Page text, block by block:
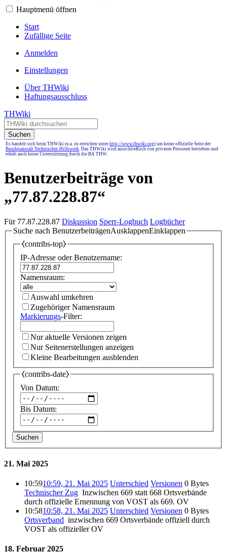
Hauptmenü öffnen
Start
Zufällige Seite
Anmelden
Einstellungen
Über THWiki
Haftungsausschluss
THWiki
Suchen
Es handelt sich beim THWiki (u.a. zu erreichen unter http://www.thwiki.org) um keine offizielle Seite der
Bundesanstalt Technisches Hilfswerk. Das THWiki wird ausschließlich von privaten Personen betrieben und
erhält auch keine Unterstützung durch die BA THW.
Benutzerbeiträge von
„77.87.228.87“
Für 77.87.228.87 Diskussion Sperr-Logbuch Logbücher
Suche nach BenutzerbeiträgenAusklappenEinklappen
⧼contribs-top⧽
IP-Adresse oder Benutzername:
Namensraum:
Auswahl umkehren
Zugehöriger Namensraum
Markierungs-Filter:
Nur aktuelle Versionen zeigen
Nur Seitenerstellungen anzeigen
Kleine Bearbeitungen ausblenden
⧼contribs-date⧽
Von Datum:
Bis Datum:
Suchen
21. Mai 2025
10:5910:59, 21. Mai 2025 Unterschied Versionen 0 Bytes
Technischer Zug Inzwischen 669 statt 668 Ortsverbände
durch offizielle Ernennung von VOST als 669. OV
10:5810:58, 21. Mai 2025 Unterschied Versionen 0 Bytes
Ortsverband inzwischen 669 Ortsverbände offiziell durch
VOST als offizieller OV
18. Februar 2025